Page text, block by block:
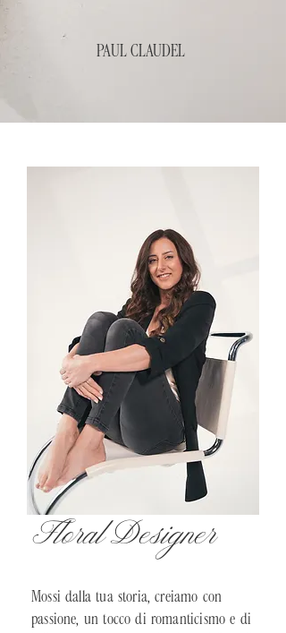
PAUL CLAUDEL
Floral Designer
Mossi dalla tua storia, creiamo con
passione, un tocco di romanticismo e di